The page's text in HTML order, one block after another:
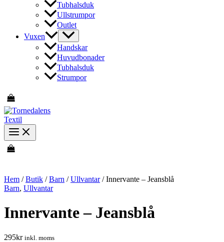
Tubhalsduk
Ullstrumpor
Outlet
Vuxen
Handskar
Huvudbonader
Tubhalsduk
Strumpor
Hem /Butik /Barn /Ullvantar/ Innervante – Jeansblå
Barn, Ullvantar
Innervante – Jeansblå
295kr inkl. moms